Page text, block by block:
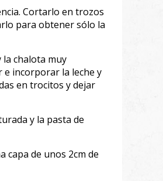
Cortarlo en trozos
para obtener sólo la
la chalota muy
e incorporar la leche y
en trocitos y dejar
y la pasta de
de unos 2cm de